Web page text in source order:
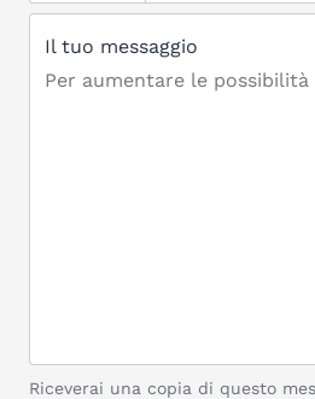
Il tuo messaggio
Riceverai una copia di questo